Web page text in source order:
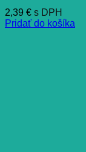
2,39 € s DPH
Pridať do košíka